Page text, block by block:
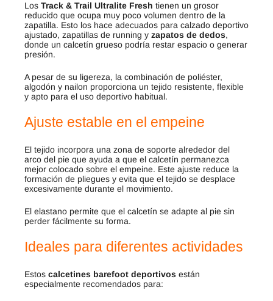
Los Track & Trail Ultralite Fresh tienen un grosor
reducido que ocupa muy poco volumen dentro de la
zapatilla. Esto los hace adecuados para calzado deportivo
ajustado, zapatillas de running y zapatos de dedos,
donde un calcetín grueso podría restar espacio o generar
presión.
A pesar de su ligereza, la combinación de poliéster,
algodón y nailon proporciona un tejido resistente, flexible
y apto para el uso deportivo habitual.
Ajuste estable en el empeine
El tejido incorpora una zona de soporte alrededor del
arco del pie que ayuda a que el calcetín permanezca
mejor colocado sobre el empeine. Este ajuste reduce la
formación de pliegues y evita que el tejido se desplace
excesivamente durante el movimiento.
El elastano permite que el calcetín se adapte al pie sin
perder fácilmente su forma.
Ideales para diferentes actividades
Estos calcetines barefoot deportivos están
especialmente recomendados para: